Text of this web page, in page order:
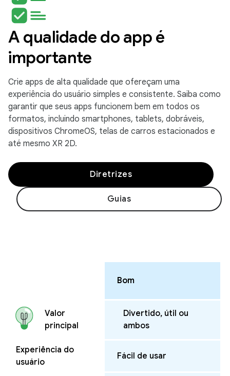
A qualidade do app é
importante
Crie apps de alta qualidade que ofereçam uma
experiência do usuário simples e consistente. Saiba como
garantir que seus apps funcionem bem em todos os
formatos, incluindo smartphones, tablets, dobráveis,
dispositivos ChromeOS, telas de carros estacionados e
até mesmo XR 2D.
Diretrizes
Guias
Bom
Valor
principal
Divertido, útil ou
ambos
Experiência do
usuário
Fácil de usar